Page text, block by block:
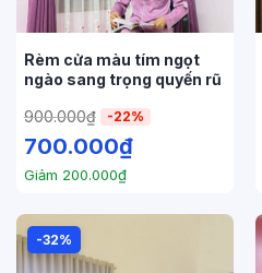
Rèm cửa màu tím ngọt
ngào sang trọng quyến rũ
900.000₫ -22%
700.000₫
Giảm 200.000₫
-32%